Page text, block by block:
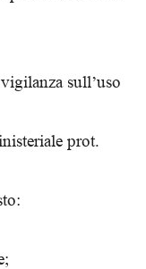
sull’uso
prot.